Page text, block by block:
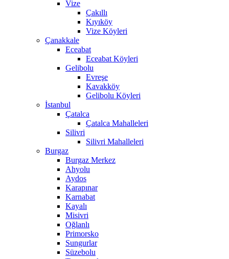
Vize
Çakıllı
Kıyıköy
Vize Köyleri
Çanakkale
Eceabat
Eceabat Köyleri
Gelibolu
Evreşe
Kavakköy
Gelibolu Köyleri
İstanbul
Çatalca
Çatalca Mahalleleri
Silivri
Silivri Mahalleleri
Burgaz
Burgaz Merkez
Ahyolu
Aydos
Karapınar
Karnabat
Kayalı
Misivri
Oğlanlı
Primorsko
Sungurlar
Süzebolu